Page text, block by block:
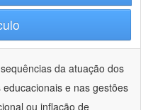
da atuação dos
e nas gestões
ou inflação de